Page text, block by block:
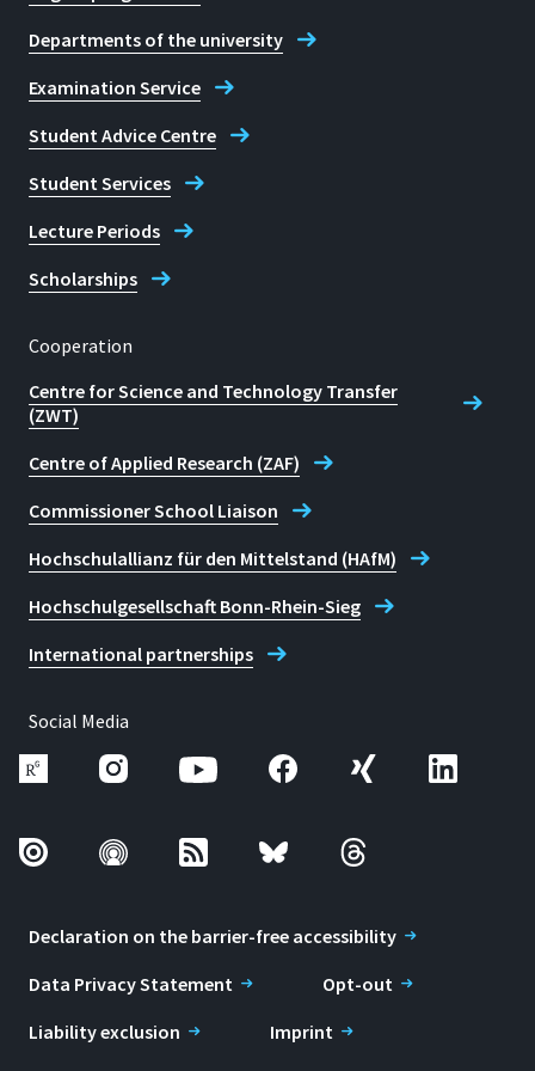
Departments of the university
Examination Service
Student Advice Centre
Student Services
Lecture Periods
Scholarships
Cooperation
Centre for Science and Technology Transfer
(ZWT)
Centre of Applied Research (ZAF)
Commissioner School Liaison
Hochschulallianz für den Mittelstand (HAfM)
Hochschulgesellschaft Bonn-Rhein-Sieg
International partnerships
Social Media
Declaration on the barrier-free accessibility
Data Privacy Statement
Opt-out
Liability exclusion
Imprint